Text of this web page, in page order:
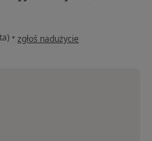
• w opinii użytkownika Damian
zgłoś nadużycie